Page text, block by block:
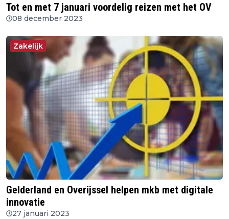
Tot en met 7 januari voordelig reizen met het OV
08 december 2023
Zakelijk
Gelderland en Overijssel helpen mkb met digitale
innovatie
27 januari 2023